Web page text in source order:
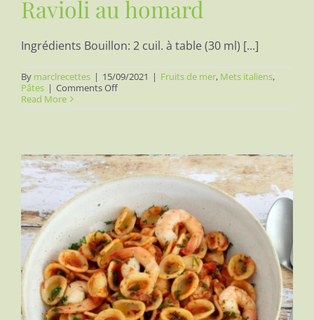
Ravioli au homard
Ingrédients Bouillon: 2 cuil. à table (30 ml) [...]
By marclrecettes | 15/09/2021 | Fruits de mer, Mets italiens,
Pâtes | Comments Offon
au
Read More